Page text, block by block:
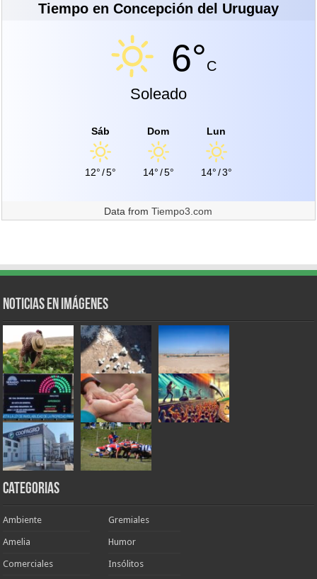
Tiempo en Concepción del Uruguay
6°C
Soleado
Sáb
12°/5°
Dom
14°/5°
Lun
14°/3°
Data fromTiempo3.com
Noticias en Imágenes
Categorias
Ambiente
Amelia
Comerciales
Gremiales
Humor
Insólitos